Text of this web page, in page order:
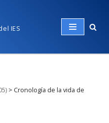
IES
> Cronología de la vida de